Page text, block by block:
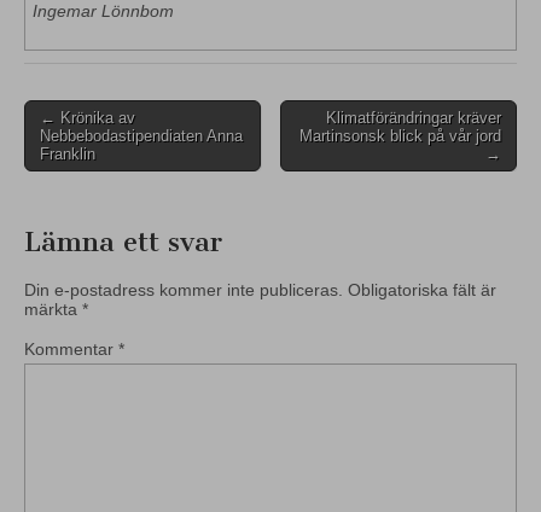
Ingemar Lönnbom
Post
navigation
← Krönika av
Nebbebodastipendiaten Anna
Franklin
Klimatförändringar kräver
Martinsonsk blick på vår jord
→
Lämna ett svar
Din e-postadress kommer inte publiceras. Obligatoriska fält är
märkta *
Kommentar *